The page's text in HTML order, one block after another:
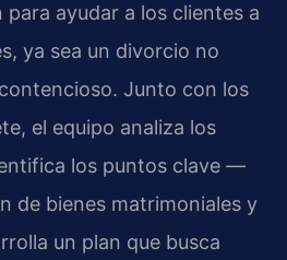
ayudar a los clientes a
ya sea un divorcio no
Junto con los
el equipo analiza los
los puntos clave —
de bienes matrimoniales y
un plan que busca